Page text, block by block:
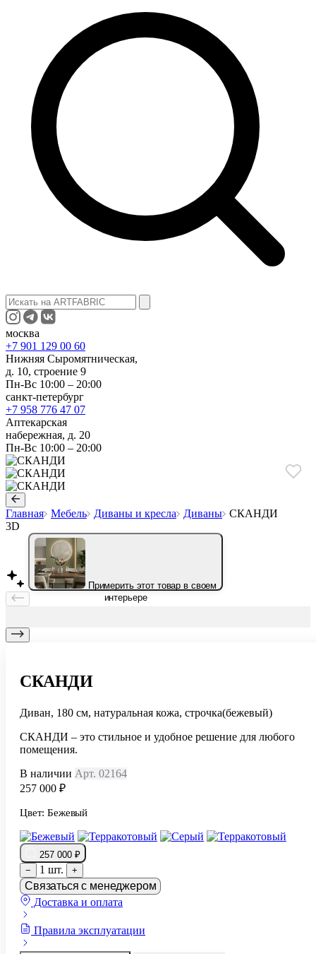
москва
+7 901 129 00 60
Нижняя Сыромятническая,
д. 10, строение 9
Пн-Вс 10:00 – 20:00
санкт-петербург
+7 958 776 47 07
Аптекарская
набережная, д. 20
Пн-Вс 10:00 – 20:00
Главная Мебель Диваны и кресла Диваны СКАНДИ
3D
Примерить этот товар в своем
интерьере
СКАНДИ
Диван, 180 см, натуральная кожа, строчка(бежевый)
СКАНДИ – это стильное и удобное решение для любого
помещения.
В наличии Арт. 02164
257 000 ₽
Цвет: Бежевый
257 000 ₽
−
1 шт. +
Связаться с менеджером
Доставка и оплата
Правила эксплуатации